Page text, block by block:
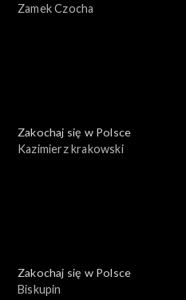
Zamek Czocha
Zakochaj się w Polsce
Kazimierz krakowski
Zakochaj się w Polsce
Biskupin